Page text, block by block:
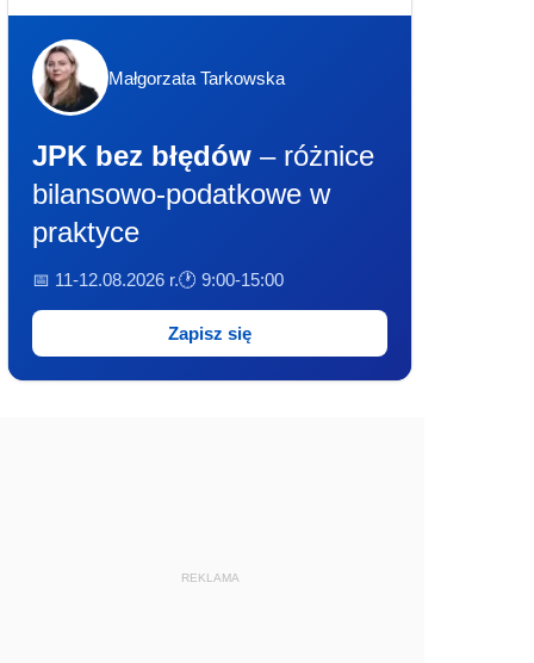
Małgorzata Tarkowska
JPK bez błędów – różnice
bilansowo-podatkowe w
praktyce
📅 11-12.08.2026 r.🕐 9:00-15:00
Zapisz się
REKLAMA